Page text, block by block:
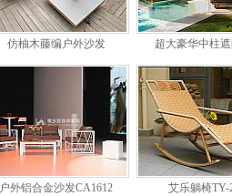
仿柚木藤编户外沙发
超大豪华中柱
SL1713C
户外铝合金沙发CA1612 艾乐躺椅TY-